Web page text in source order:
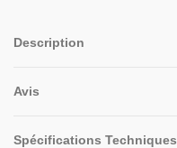
Description
Avis
Spécifications Techniques